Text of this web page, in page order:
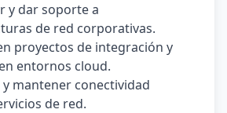
y dar soporte a
de red corporativas.
proyectos de integración y
entornos cloud.
mantener conectividad
de red.